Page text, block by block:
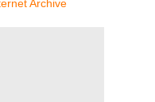
Archive